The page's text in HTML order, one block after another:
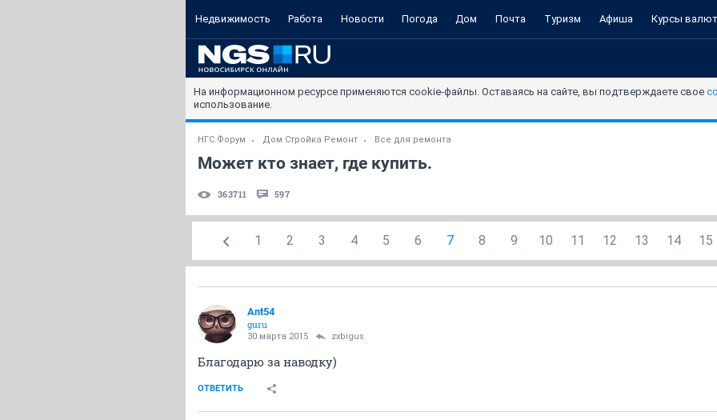
Недвижимость Работа Новости Погода Дом Почта Туризм Афиша Курсы валют
На информационном ресурсе применяются cookie-файлы. Оставаясь на сайте, вы подтверждаете свое
использование.
НГС.Форум Дом Стройка Ремонт Все для ремонта
Может кто знает, где купить.
363711 597
1 2 3 4 5 6 7 8 9 10 11 12 13 14 15
Ant54
guru
30 марта 2015 zxbigus
Благодарю за наводку)
ОТВЕТИТЬ